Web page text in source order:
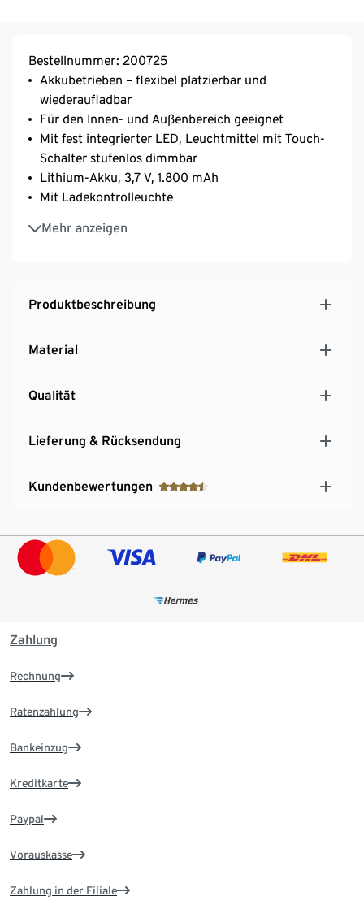
Bestellnummer: 200725
Akkubetrieben – flexibel platzierbar und
wiederaufladbar
Für den Innen- und Außenbereich geeignet
Mit fest integrierter LED, Leuchtmittel mit Touch-
Schalter stufenlos dimmbar
Lithium-Akku, 3,7 V, 1.800 mAh
Mit Ladekontrolleuchte
Mehr anzeigen
Bodenschonende Unterseite
Der Ladevorgang muss im Innenbereich erfolgen
Produktbeschreibung
Material
Qualität
Lieferung & Rücksendung
Kundenbewertungen
Zahlung
Rechnung
Ratenzahlung
Bankeinzug
Kreditkarte
Paypal
Vorauskasse
Zahlung in der Filiale